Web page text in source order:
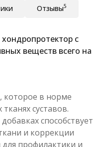
Отзывы5
с
веществ всего на
которое в норме
суставов.
способствует
и коррекции
профилактики и